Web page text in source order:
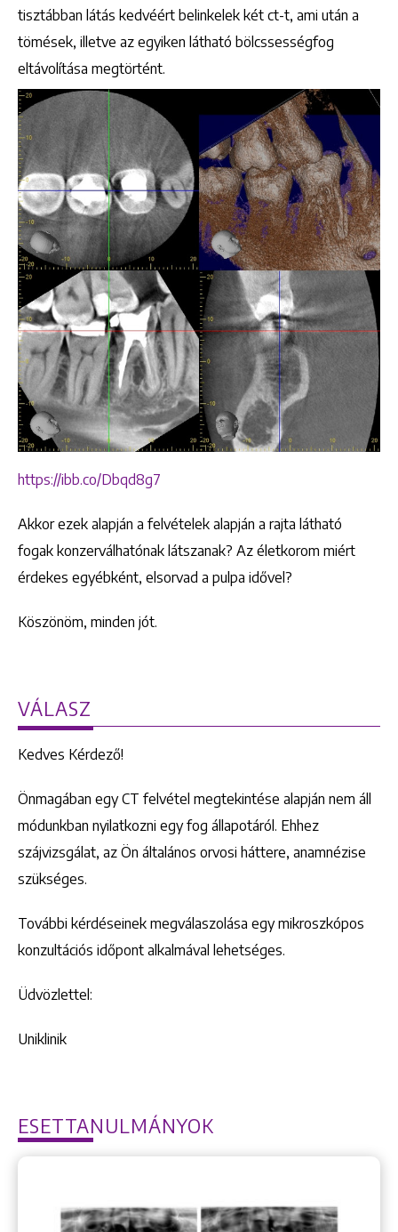
tisztábban látás kedvéért belinkelek két ct-t, ami után a
tömések, illetve az egyiken látható bölcssességfog
eltávolítása megtörtént.
https://ibb.co/Dbqd8g7
Akkor ezek alapján a felvételek alapján a rajta látható
fogak konzerválhatónak látszanak? Az életkorom miért
érdekes egyébként, elsorvad a pulpa idővel?
Köszönöm, minden jót.
VÁLASZ
Kedves Kérdező!
Önmagában egy CT felvétel megtekintése alapján nem áll
módunkban nyilatkozni egy fog állapotáról. Ehhez
szájvizsgálat, az Ön általános orvosi háttere, anamnézise
szükséges.
További kérdéseinek megválaszolása egy mikroszkópos
konzultációs időpont alkalmával lehetséges.
Üdvözlettel:
Uniklinik
ESETTANULMÁNYOK